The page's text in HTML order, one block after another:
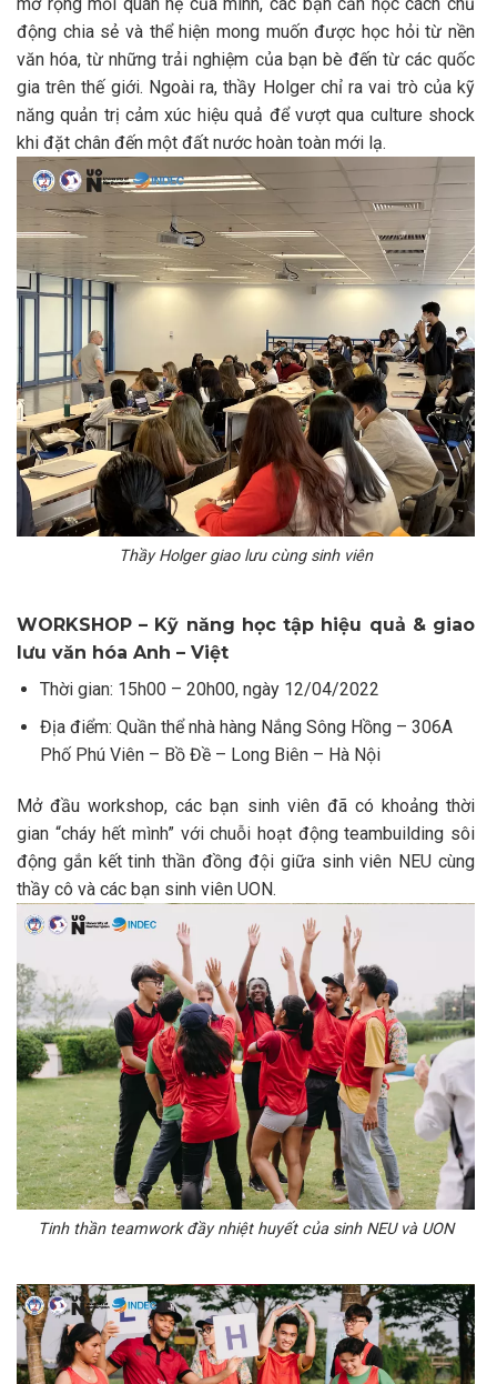
mở rộng mối quan hệ của mình, các bạn cần học cách chủ
động chia sẻ và thể hiện mong muốn được học hỏi từ nền
văn hóa, từ những trải nghiệm của bạn bè đến từ các quốc
gia trên thế giới. Ngoài ra, thầy Holger chỉ ra vai trò của kỹ
năng quản trị cảm xúc hiệu quả để vượt qua culture shock
khi đặt chân đến một đất nước hoàn toàn mới lạ.
Thầy Holger giao lưu cùng sinh viên
WORKSHOP – Kỹ năng học tập hiệu quả & giao
lưu văn hóa Anh – Việt
Thời gian: 15h00 – 20h00, ngày 12/04/2022
Địa điểm: Quần thể nhà hàng Nắng Sông Hồng – 306A
Phố Phú Viên – Bồ Đề – Long Biên – Hà Nội
Mở đầu workshop, các bạn sinh viên đã có khoảng thời
gian “cháy hết mình” với chuỗi hoạt động teambuilding sôi
động gắn kết tinh thần đồng đội giữa sinh viên NEU cùng
thầy cô và các bạn sinh viên UON.
Tinh thần teamwork đầy nhiệt huyết của sinh NEU và UON